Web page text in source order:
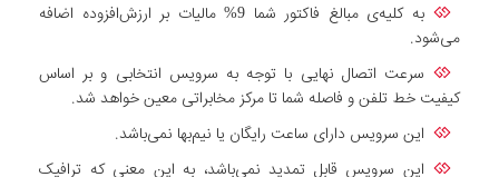
به کلیه‌ی مبالغ فاکتور شما 9% مالیات بر ارزش‌افزوده اضافه
می‌شود.
سرعت اتصال نهایی با توجه به سرویس انتخابی و بر اساس
کیفیت خط تلفن و فاصله شما تا مرکز مخابراتی معین خواهد شد.
این سرویس دارای ساعت رایگان یا نیم‌بها نمی‌باشد.
این سرویس قابل تمدید نمی‌باشد، به این معنی که ترافیک